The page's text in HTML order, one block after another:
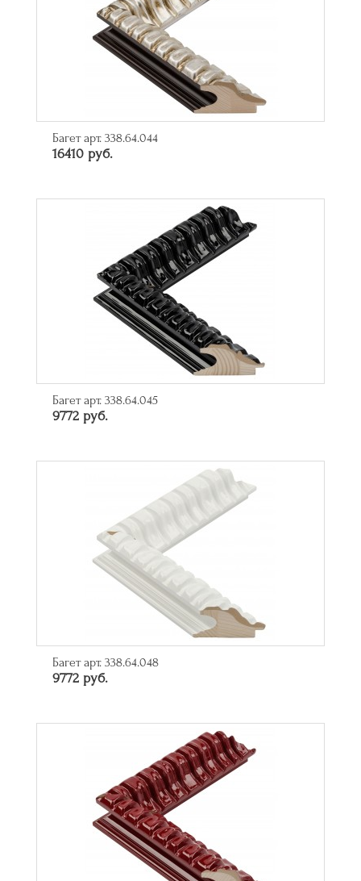
Багет арт. 338.64.044
16410 руб.
Багет арт. 338.64.045
9772 руб.
Багет арт. 338.64.048
9772 руб.